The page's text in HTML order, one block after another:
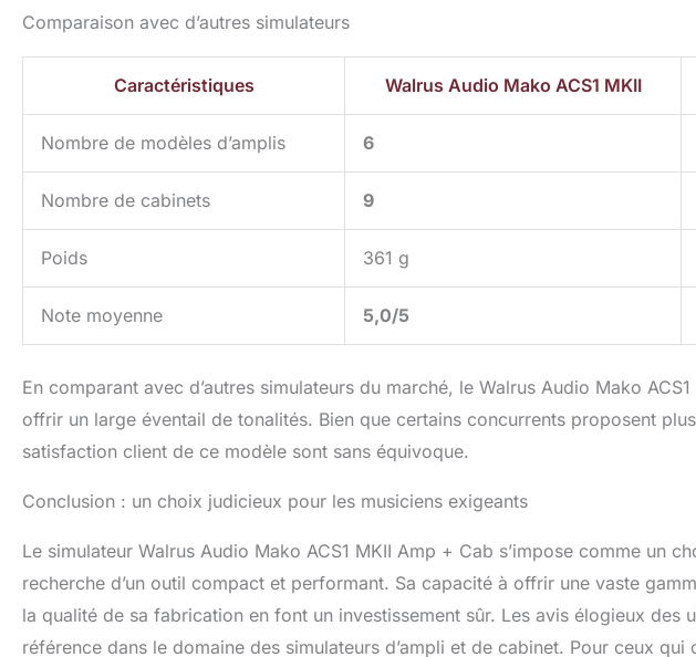
Comparaison avec d’autres simulateurs
Caractéristiques Walrus Audio Mako ACS1 MKII
Nombre de modèles d’amplis 6
Nombre de cabinets 9
Poids 361 g
Note moyenne 5,0/5
En comparant avec d’autres simulateurs du marché, le Walrus Audio Mako
offrir un large éventail de tonalités. Bien que certains concurrents proposent
satisfaction client de ce modèle sont sans équivoque.
Conclusion : un choix judicieux pour les musiciens exigeants
Le simulateur Walrus Audio Mako ACS1 MKII Amp + Cab s’impose comme un
recherche d’un outil compact et performant. Sa capacité à offrir une vaste
la qualité de sa fabrication en font un investissement sûr. Les avis élogieux des
référence dans le domaine des simulateurs d’ampli et de cabinet. Pour ceux